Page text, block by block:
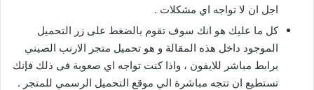
اجل ان لا تواجه اي مشكلات .
كل ما عليك هو انك سوف تقوم بالضغط على زر التحميل
الموجود داخل هذه المقالة و هو تحميل متجر الارنب الصيني
برابط مباشر للايفون ، واذا كنت تواجه اي صعوبة فى ذلك فإنك
تستطيع ان تتجه مباشرة الي موقع التحميل الرسمي للمتجر .